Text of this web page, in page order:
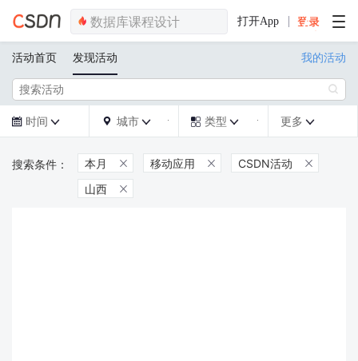
打开App
活动首页 发现活动 我的活动

 时间   城市   类型  更多 
本月  移动应用  CSDN活动 
山西 